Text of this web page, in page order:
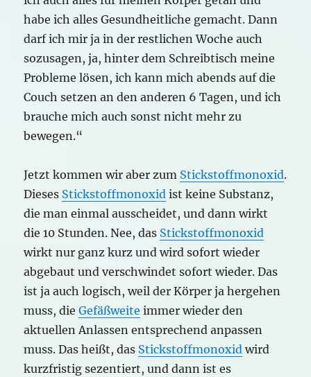
habe ich alles Gesundheitliche gemacht. Dann
darf ich mir ja in der restlichen Woche auch
sozusagen, ja, hinter dem Schreibtisch meine
Probleme lösen, ich kann mich abends auf die
Couch setzen an den anderen 6 Tagen, und ich
brauche mich auch sonst nicht mehr zu
bewegen.“
Jetzt kommen wir aber zum Stickstoffmonoxid.
Dieses Stickstoffmonoxid ist keine Substanz,
die man einmal ausscheidet, und dann wirkt
die 10 Stunden. Nee, das Stickstoffmonoxid
wirkt nur ganz kurz und wird sofort wieder
abgebaut und verschwindet sofort wieder. Das
ist ja auch logisch, weil der Körper ja hergehen
muss, dieGefäßweite immer wieder den
aktuellen Anlassen entsprechend anpassen
muss. Das heißt, das Stickstoffmonoxid wird
kurzfristig sezentiert, und dann ist es